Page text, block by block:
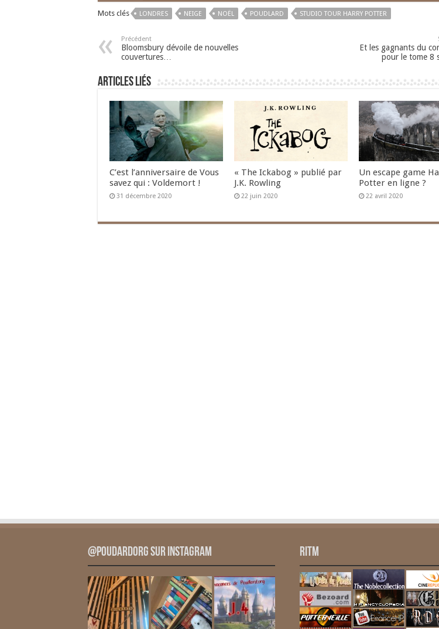
Mots clés LONDRES NEIGE NOËL POUDLARD STUDIO TOUR HARRY POTTER
Précédent
Bloomsbury dévoile de nouvelles
couvertures…
Et les gagnants du
pour le tome 8
Articles liés
C’est l’anniversaire de Vous
savez qui : Voldemort !
31 décembre 2020
« The Ickabog » publié par
J.K. Rowling
22 juin 2020
Un escape game
Potter en ligne ?
22 avril 2020
@PoudardOrg sur Instagram RITM